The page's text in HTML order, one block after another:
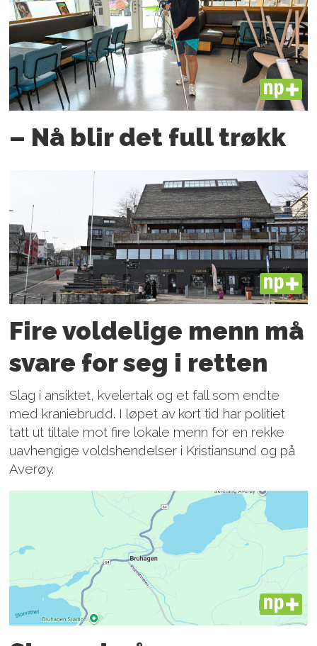
PLUS
– Nå blir det full trøkk
PLUS
Fire voldelige menn må
svare for seg i retten
Slag i ansiktet, kvelertak og et fall som endte
med kraniebrudd. I løpet av kort tid har politiet
tatt ut tiltale mot fire lokale menn for en rekke
uavhengige voldshendelser i Kristiansund og på
Averøy.
PLUS